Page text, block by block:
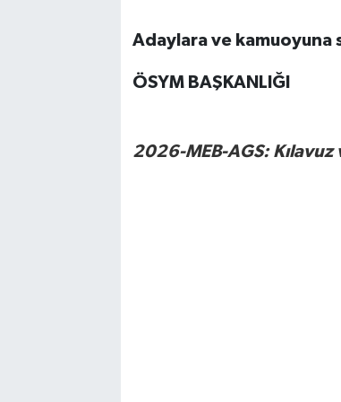
Adaylara ve kamuoyuna
ÖSYM BAŞKANLIĞI
2026-MEB-AGS: